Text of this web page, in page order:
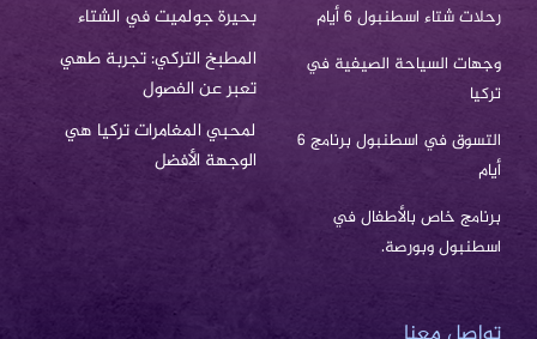
رحلات شتاء اسطنبول 6 أيام
وجهات السياحة الصيفية في
تركيا
التسوق في اسطنبول برنامج 6
أيام
برنامج خاص بالأطفال في
اسطنبول وبورصة.
بحيرة جولميت في الشتاء
المطبخ التركي: تجربة طهي
تعبر عن الفصول
لمحبي المغامرات تركيا هي
الوجهة الأفضل